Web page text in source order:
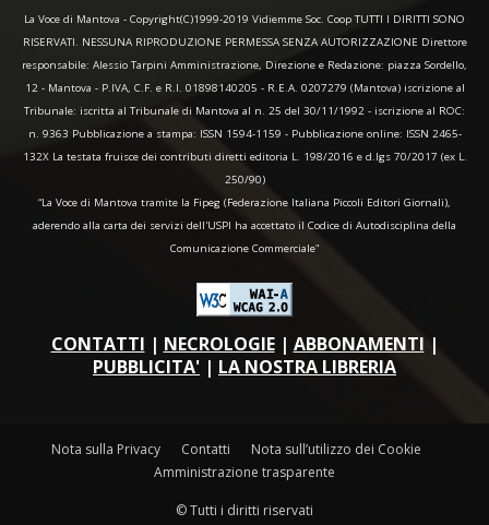
La Voce di Mantova - Copyright(C)1999-2019 Vidiemme Soc. Coop TUTTI I DIRITTI SONO
RISERVATI. NESSUNA RIPRODUZIONE PERMESSA SENZA AUTORIZZAZIONE Direttore
responsabile: Alessio Tarpini Amministrazione, Direzione e Redazione: piazza Sordello,
12 - Mantova - P.IVA, C.F. e R.I. 01898140205 - R.E.A. 0207279 (Mantova) iscrizione al
Tribunale: iscritta al Tribunale di Mantova al n. 25 del 30/11/1992 - iscrizione al ROC:
n. 9363 Pubblicazione a stampa: ISSN 1594-1159 - Pubblicazione online: ISSN 2465-
132X La testata fruisce dei contributi diretti editoria L. 198/2016 e d.lgs 70/2017 (ex L.
250/90)
“La Voce di Mantova tramite la Fipeg (Federazione Italiana Piccoli Editori Giornali),
aderendo alla carta dei servizi dell'USPI ha accettato il Codice di Autodisciplina della
Comunicazione Commerciale"
CONTATTI | NECROLOGIE| ABBONAMENTI |
PUBBLICITA' | LA NOSTRA LIBRERIA
Nota sulla Privacy Contatti
Nota sull’utilizzo dei Cookie
Amministrazione trasparente
© Tutti i diritti riservati